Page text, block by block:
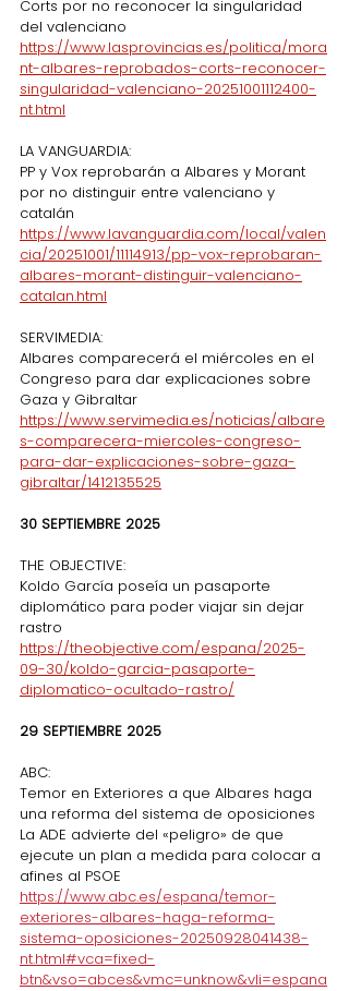
Corts por no reconocer la singularidad
del valenciano
https://www.lasprovincias.es/politica/mora
nt-albares-reprobados-corts-reconocer-
singularidad-valenciano-20251001112400-
nt.html
LA VANGUARDIA:
PP y Vox reprobarán a Albares y Morant
por no distinguir entre valenciano y
catalán
https://www.lavanguardia.com/local/valen
cia/20251001/11114913/pp-vox-reprobaran-
albares-morant-distinguir-valenciano-
catalan.html
SERVIMEDIA:
Albares comparecerá el miércoles en el
Congreso para dar explicaciones sobre
Gaza y Gibraltar
https://www.servimedia.es/noticias/albare
s-comparecera-miercoles-congreso-
para-dar-explicaciones-sobre-gaza-
gibraltar/1412135525
30 SEPTIEMBRE 2025
THE OBJECTIVE:
Koldo García poseía un pasaporte
diplomático para poder viajar sin dejar
rastro
https://theobjective.com/espana/2025-
09-30/koldo-garcia-pasaporte-
diplomatico-ocultado-rastro/
29 SEPTIEMBRE 2025
ABC:
Temor en Exteriores a que Albares haga
una reforma del sistema de oposiciones
La ADE advierte del «peligro» de que
ejecute un plan a medida para colocar a
afines al PSOE
https://www.abc.es/espana/temor-
exteriores-albares-haga-reforma-
sistema-oposiciones-20250928041438-
nt.html#vca=fixed-
btn&vso=abces&vmc=unknow&vli=espana